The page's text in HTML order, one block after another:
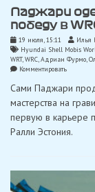
Паджари
победу в
19 июля, 15:11
Илья
Hyundai Shell Mobis
WRT,WRC,Адриан Фурмо,
Комментироватьon
одержал
первую
победу
WRC
Сами Паджари
мастерства на
первую в карьере
Ралли Эстония.